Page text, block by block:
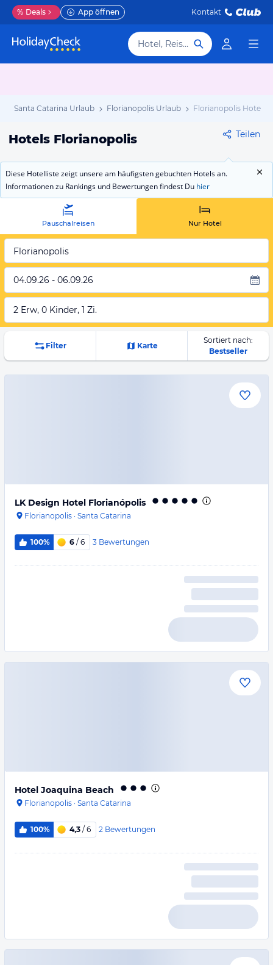
% Deals App öffnen Kontakt
Hotel, Reiseziel
Santa Catarina Urlaub Florianopolis Urlaub Florianopolis Hotels
Hotels Florianopolis Teilen
Diese Hotelliste zeigt unsere am häufigsten gebuchten Hotels an.
Informationen zu Rankings und Bewertungen findest Du hier
Pauschalreisen Nur Hotel
Florianopolis
04.09.26 - 06.09.26
2 Erw, 0 Kinder, 1 Zi.
Filter Karte
Sortiert nach:
Bestseller
LK Design Hotel Florianópolis
Florianopolis · Santa Catarina
100% 6 / 6 3 Bewertungen
Hotel Joaquina Beach
Florianopolis · Santa Catarina
100% 4,3 / 6 2 Bewertungen